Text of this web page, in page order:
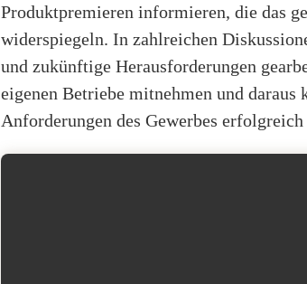
Produktpremieren informieren, die das
widerspiegeln. In zahlreichen
und zukünftige Herausforderungen
eigenen Betriebe mitnehmen und
Anforderungen des Gewerbes erfolgreich